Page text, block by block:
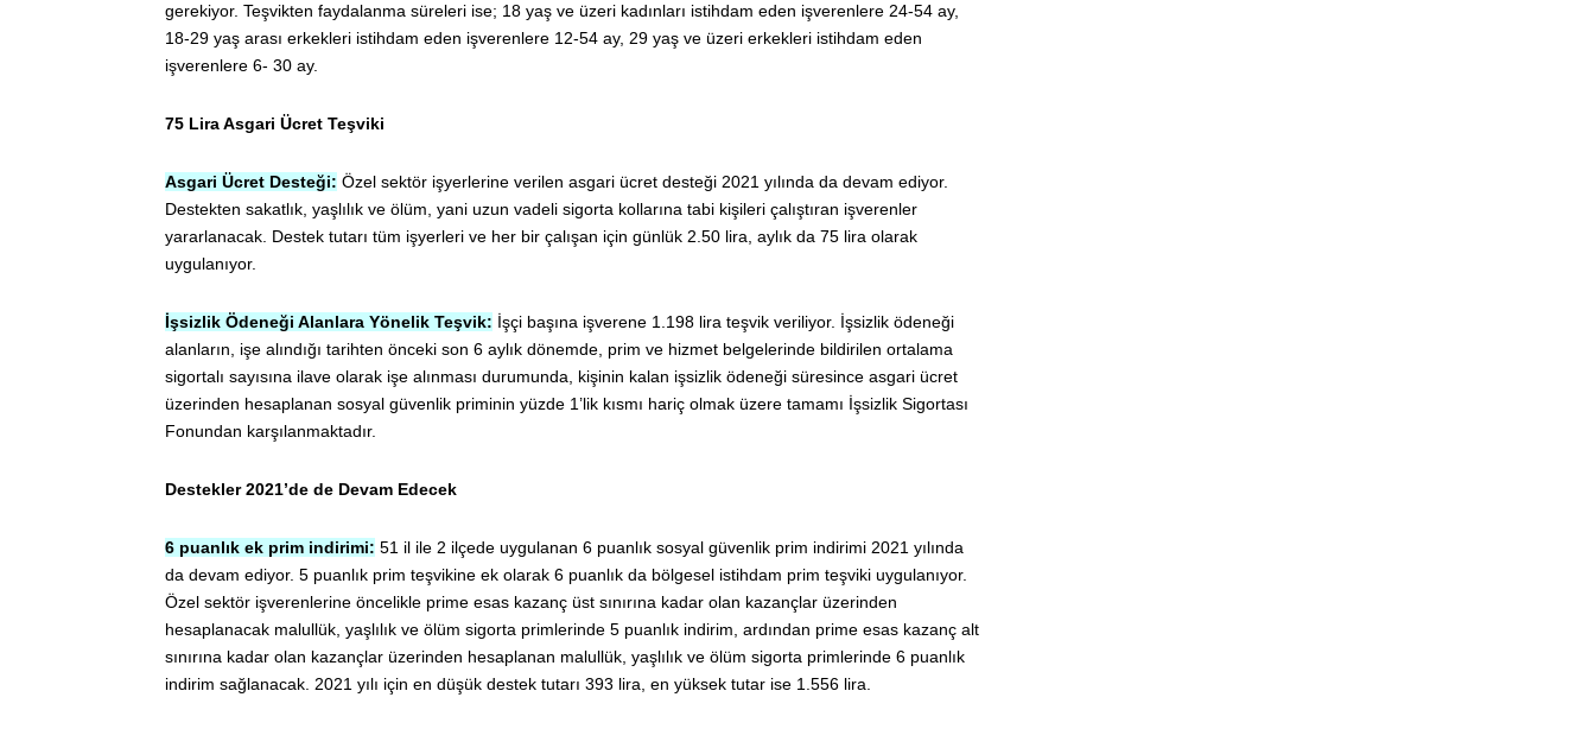
gerekiyor. Teşvikten faydalanma süreleri ise; 18 yaş ve üzeri kadınları istihdam eden işverenlere 24-54 ay,
18-29 yaş arası erkekleri istihdam eden işverenlere 12-54 ay, 29 yaş ve üzeri erkekleri istihdam eden
işverenlere 6- 30 ay.
75 Lira Asgari Ücret Teşviki
Asgari Ücret Desteği: Özel sektör işyerlerine verilen asgari ücret desteği 2021 yılında da devam ediyor.
Destekten sakatlık, yaşlılık ve ölüm, yani uzun vadeli sigorta kollarına tabi kişileri çalıştıran işverenler
yararlanacak. Destek tutarı tüm işyerleri ve her bir çalışan için günlük 2.50 lira, aylık da 75 lira olarak
uygulanıyor.
İşsizlik Ödeneği Alanlara Yönelik Teşvik: İşçi başına işverene 1.198 lira teşvik veriliyor. İşsizlik ödeneği
alanların, işe alındığı tarihten önceki son 6 aylık dönemde, prim ve hizmet belgelerinde bildirilen ortalama
sigortalı sayısına ilave olarak işe alınması durumunda, kişinin kalan işsizlik ödeneği süresince asgari ücret
üzerinden hesaplanan sosyal güvenlik priminin yüzde 1’lik kısmı hariç olmak üzere tamamı İşsizlik Sigortası
Fonundan karşılanmaktadır.
Destekler 2021’de de Devam Edecek
6 puanlık ek prim indirimi: 51 il ile 2 ilçede uygulanan 6 puanlık sosyal güvenlik prim indirimi 2021 yılında
da devam ediyor. 5 puanlık prim teşvikine ek olarak 6 puanlık da bölgesel istihdam prim teşviki uygulanıyor.
Özel sektör işverenlerine öncelikle prime esas kazanç üst sınırına kadar olan kazançlar üzerinden
hesaplanacak malullük, yaşlılık ve ölüm sigorta primlerinde 5 puanlık indirim, ardından prime esas kazanç alt
sınırına kadar olan kazançlar üzerinden hesaplanan malullük, yaşlılık ve ölüm sigorta primlerinde 6 puanlık
indirim sağlanacak. 2021 yılı için en düşük destek tutarı 393 lira, en yüksek tutar ise 1.556 lira.